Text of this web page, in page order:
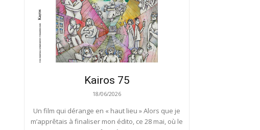
Kairos 75
18/06/2026
Un film qui dérange en « haut lieu » Alors que je
m’apprêtais à finaliser mon édito, ce 28 mai, où le